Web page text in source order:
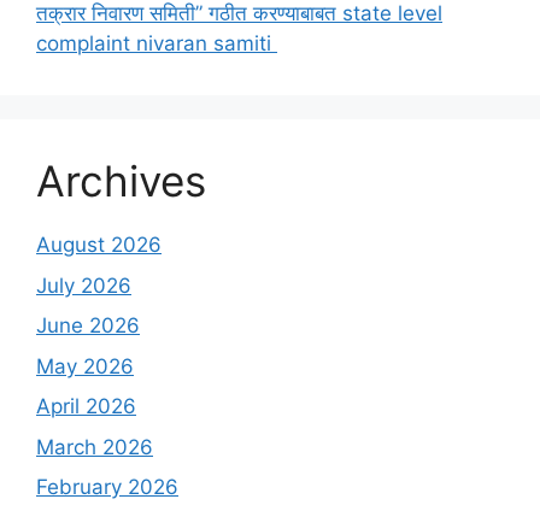
तक्रार निवारण समिती” गठीत करण्याबाबत state level
complaint nivaran samiti
Archives
August 2026
July 2026
June 2026
May 2026
April 2026
March 2026
February 2026